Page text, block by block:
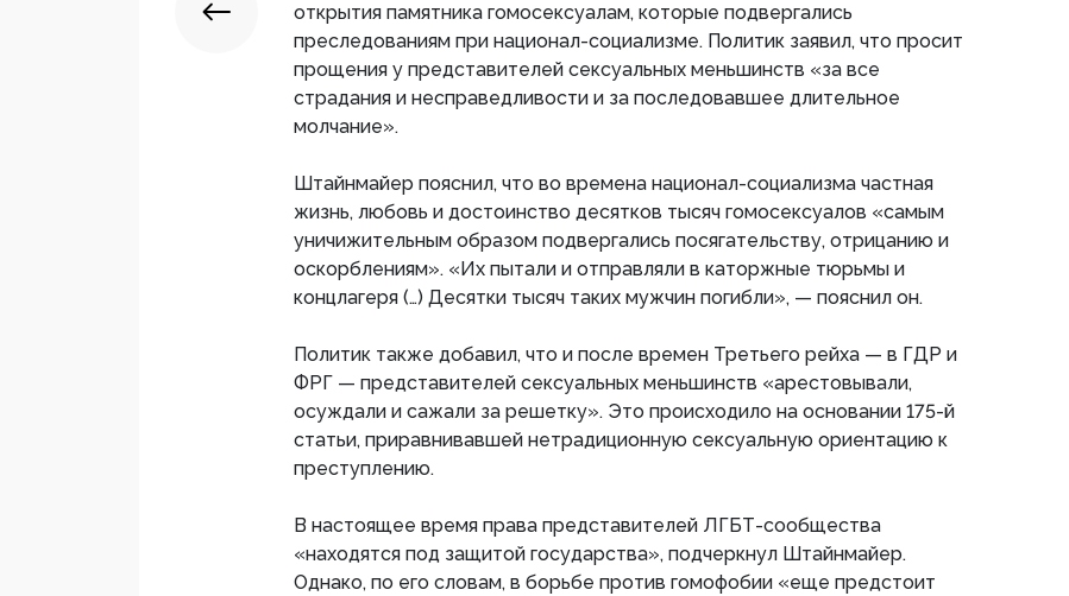
открытия памятника гомосексуалам, которые подвергались
преследованиям при национал-социализме. Политик заявил, что просит
прощения у представителей сексуальных меньшинств «за все
страдания и несправедливости и за последовавшее длительное
молчание».
Штайнмайер пояснил, что во времена национал-социализма частная
жизнь, любовь и достоинство десятков тысяч гомосексуалов «самым
уничижительным образом подвергались посягательству, отрицанию и
оскорблениям». «Их пытали и отправляли в каторжные тюрьмы и
концлагеря (…) Десятки тысяч таких мужчин погибли», — пояснил он.
Политик также добавил, что и после времен Третьего рейха — в ГДР и
ФРГ — представителей сексуальных меньшинств «арестовывали,
осуждали и сажали за решетку». Это происходило на основании 175-й
статьи, приравнивавшей нетрадиционную сексуальную ориентацию к
преступлению.
В настоящее время права представителей ЛГБТ-сообщества
«находятся под защитой государства», подчеркнул Штайнмайер.
Однако, по его словам, в борьбе против гомофобии «еще предстоит